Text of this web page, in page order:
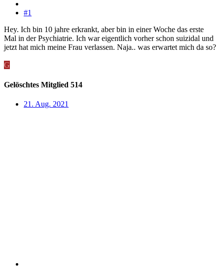
#1
Hey. Ich bin 10 jahre erkrankt, aber bin in einer Woche das erste
Mal in der Psychiatrie. Ich war eigentlich vorher schon suizidal und
jetzt hat mich meine Frau verlassen. Naja.. was erwartet mich da so?
G
Gelöschtes Mitglied 514
21. Aug. 2021